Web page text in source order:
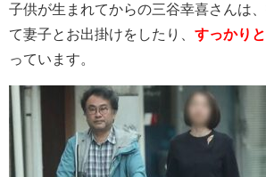
子供が生まれてからの三谷幸喜さんは
て妻子とお出掛けをしたり、 すっかり
っています。